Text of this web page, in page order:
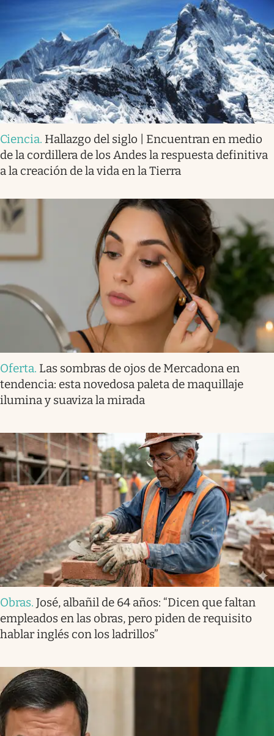
Ciencia. Hallazgo del siglo | Encuentran en medio
de la cordillera de los Andes la respuesta definitiva
a la creación de la vida en la Tierra
Oferta. Las sombras de ojos de Mercadona en
tendencia: esta novedosa paleta de maquillaje
ilumina y suaviza la mirada
Obras. José, albañil de 64 años: “Dicen que faltan
empleados en las obras, pero piden de requisito
hablar inglés con los ladrillos”